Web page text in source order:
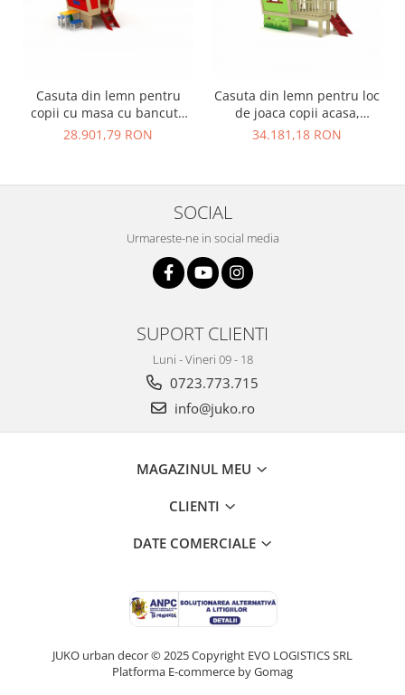
Casuta din lemn pentru
copii cu masa cu bancute
pentru exterior - 42A
28.901,79 RON
Casuta din lemn pentru loc
de joaca copii acasa,
gradina sau curte 43A
34.181,18 RON
SOCIAL
Urmareste-ne in social media
SUPORT CLIENTI
Luni - Vineri 09 - 18
0723.773.715
info@juko.ro
MAGAZINUL MEU
CLIENTI
DATE COMERCIALE
JUKO urban decor © 2025 Copyright EVO LOGISTICS SRL
Platforma E-commerce by Gomag